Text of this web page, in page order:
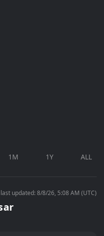
1M 1Y ALL
updated: 8/8/26, 5:08 AM (UTC)